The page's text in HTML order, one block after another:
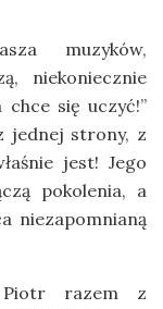
muzyków,
niekoniecznie
się uczyć!”
jednej strony, z
jest! Jego
pokolenia, a
niezapomnianą
Piotr razem z